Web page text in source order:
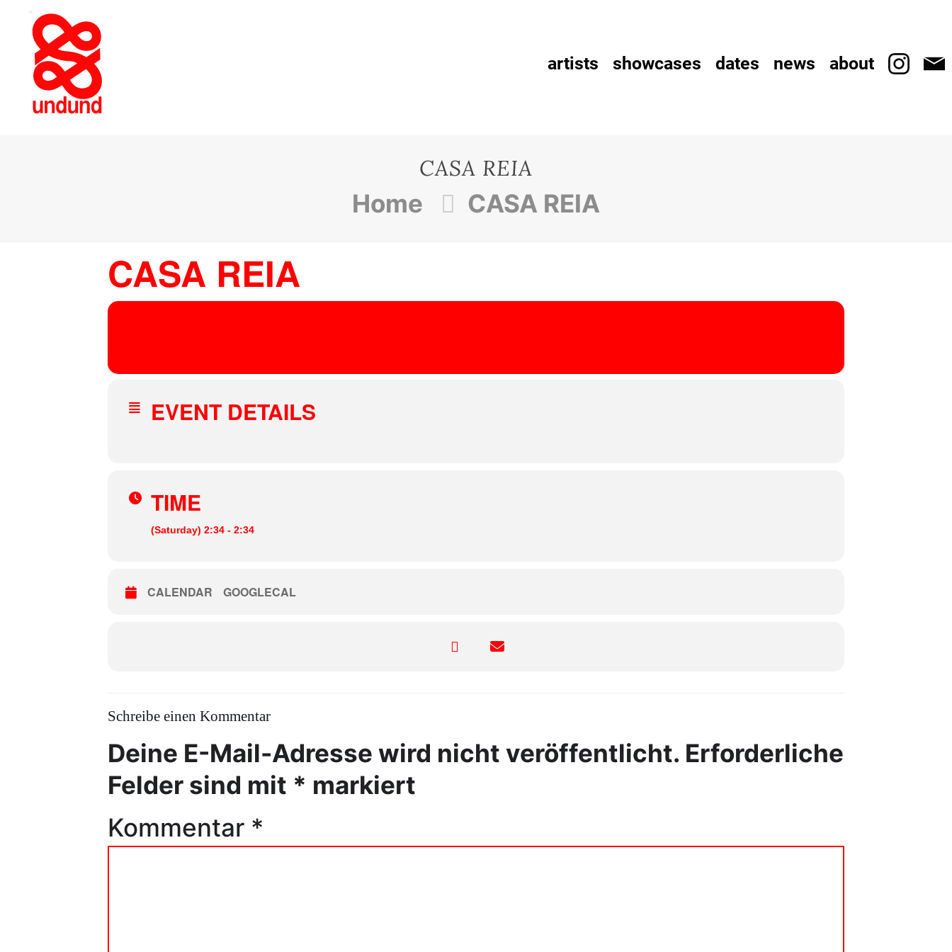
artists showcases dates news about
CASA REIA
Home CASA REIA
CASA REIA
EVENT DETAILS
TIME
(Saturday) 2:34 - 2:34
CALENDAR GOOGLECAL
Schreibe einen Kommentar
Deine E-Mail-Adresse wird nicht veröffentlicht. Erforderliche
Felder sind mit * markiert
Kommentar *